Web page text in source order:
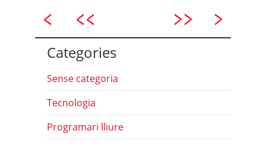
Categories
Sense categoria
Tecnologia
Programari lliure